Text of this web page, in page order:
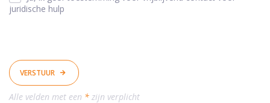
juridische hulp
VERSTUUR
Alle velden met een * zijn verplicht